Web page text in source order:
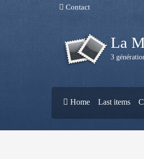
Contact
La
3
Home Last items